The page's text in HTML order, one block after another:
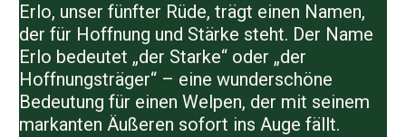
Erlo, unser fünfter Rüde, trägt einen Namen,
der für Hoffnung und Stärke steht. Der Name
Erlo bedeutet „der Starke“ oder „der
Hoffnungsträger“ – eine wunderschöne
Bedeutung für einen Welpen, der mit seinem
markanten Äußeren sofort ins Auge fällt.